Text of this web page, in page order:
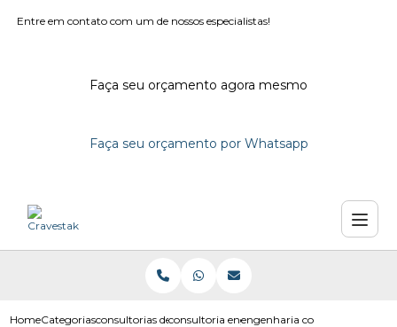
Entre em contato com um de nossos especialistas!
Faça seu orçamento agora mesmo
Faça seu orçamento por Whatsapp
HomeCategoriasconsultorias de engenhariaconsultoria engenharia em sao paulo
engenharia consultorias maua